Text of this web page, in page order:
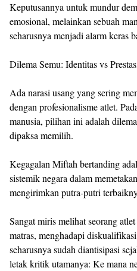
Keputusannya untuk mundur
emosional, melainkan sebuah
seharusnya menjadi alarm keras
Dilema Semu: Identitas vs
Ada narasi usang yang sering
dengan profesionalisme atlet.
manusia, pilihan ini adalah
dipaksa memilih.
Kegagalan Miftah bertanding
sistemik negara dalam
mengirimkan putra-putri
Sangat miris melihat seorang
matras, menghadapi
seharusnya sudah diantisipasi
letak kritik utamanya: Ke mana